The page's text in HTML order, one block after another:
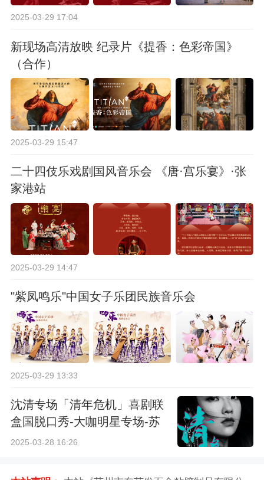
2025-03-29 17:04
新现场高清放映 纪录片《提香：色彩帝国》
（合作）
2025-03-29 15:47
二十四伎乐戏剧国风音乐会 《唐·宫乐宴》·张
家港站
2025-03-29 14:47
"紫凤鸣乐"中国女子乐团民族音乐会
2025-03-29 13:33
沈清专场「清年危机」喜剧联
盒国脱口秀-大咖明星专场-苏
州站
2025-03-28 16:26